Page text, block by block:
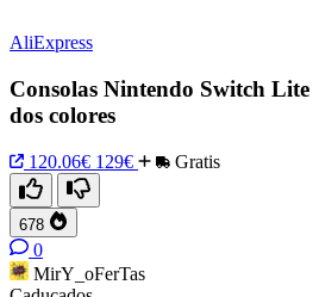
AliExpress
Consolas Nintendo Switch
dos colores
120.06€ 129€ Gratis
678
0
MirY_oFerTas